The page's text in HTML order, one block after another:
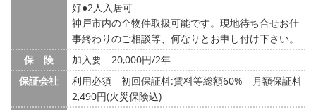
好 2人入居可
神戸市内の全物件取扱可能です。現地待ち合せお仕
事終わりのご相談等、何なりとお申し付け下さい。
保 険
加入要 20,000円/2年
保証会社
利用必須 初回保証料:賃料等総額60% 月額保証料
2,490円(火災保険込)